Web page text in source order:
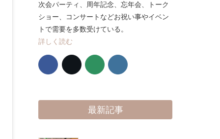
次会パーティ、周年記念、忘年会、トーク
ショー、コンサートなどお祝い事やイベン
トで需要を多数受けている。
詳しく読む
最新記事